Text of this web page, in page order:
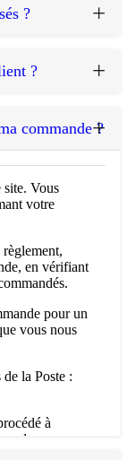
?
bancaires
par les
régler votre
émis par des
choisir le
?
et vous recevrez
pouvez réaliser
commande ?
site. Vous
votre
en vérifiant
pour un
vous nous
la Poste :
à
vous